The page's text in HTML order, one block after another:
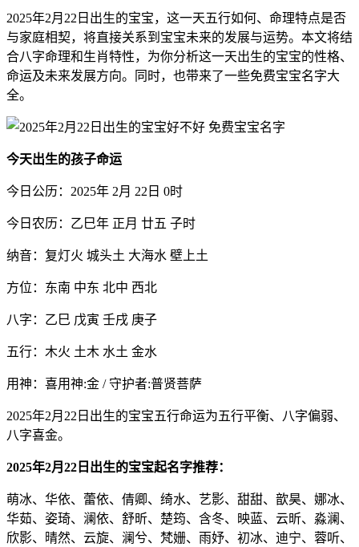
2025年2月22日出生的宝宝，这一天五行如何、命理特点是否
与家庭相契，将直接关系到宝宝未来的发展与运势。本文将结
合八字命理和生肖特性，为你分析这一天出生的宝宝的性格、
命运及未来发展方向。同时，也带来了一些免费宝宝名字大
全。
今天出生的孩子命运
今日公历：2025年 2月 22日 0时
今日农历：乙巳年 正月 廿五 子时
纳音：复灯火 城头土 大海水 壁上土
方位：东南 中东 北中 西北
八字：乙巳 戊寅 壬戌 庚子
五行：木火 土木 水土 金水
用神：喜用神:金 / 守护者:普贤菩萨
2025年2月22日出生的宝宝五行命运为五行平衡、八字偏弱、
八字喜金。
2025年2月22日出生的宝宝起名字推荐：
萌冰、华依、蕾依、倩卿、绮水、艺影、甜甜、歆昊、娜冰、
华茹、姿琦、澜依、舒昕、楚筠、含冬、映蓝、云昕、淼澜、
欣影、晴然、云旋、澜兮、梵姗、雨妤、初冰、迪宁、蓉听、